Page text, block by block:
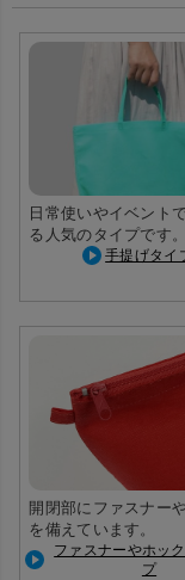
日常使いやイベント
る人気のタイプです。
手提げタイ
開閉部にファスナー
を備えています。
ファスナーやホッ
プ